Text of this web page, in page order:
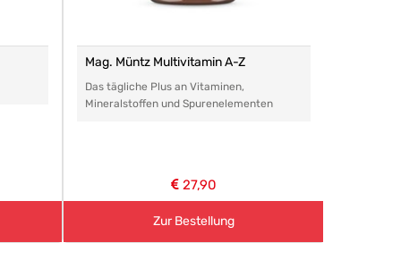
Mag. Müntz Multivitamin A-Z
Das tägliche Plus an Vitaminen,
Mineralstoffen und Spurenelementen
27,90
Zur Bestellung